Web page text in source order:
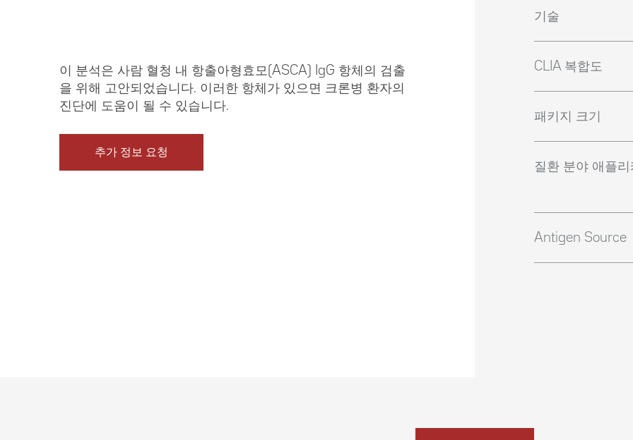
이 분석은 사람 혈청 내 항출아형효모(ASCA) IgG 항체의 검출
을 위해 고안되었습니다. 이러한 항체가 있으면 크론병 환자의
진단에 도움이 될 수 있습니다.
추가 정보 요청
기술
CLIA 복합도
패키지 크기
질환 분야 애플
Antigen Source